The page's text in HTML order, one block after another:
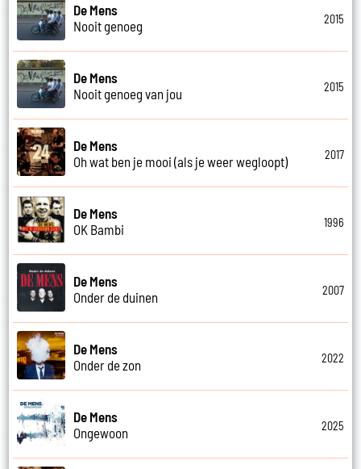
De Mens
Nooit genoeg
2015
De Mens
Nooit genoeg van jou
2015
De Mens
Oh wat ben je mooi (als je weer wegloopt)
2017
De Mens
OK Bambi
1996
De Mens
Onder de duinen
2007
De Mens
Onder de zon
2022
De Mens
Ongewoon
2025